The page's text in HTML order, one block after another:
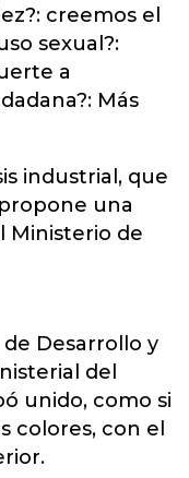
creemos el
sexual?:
a
Más
industrial, que
propone una
Ministerio de
Desarrollo y
del
unido, como si
colores, con el